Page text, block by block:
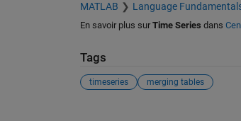
MATLAB Language
En savoir plus sur Time Series dans
Tags
timeseries merging tables